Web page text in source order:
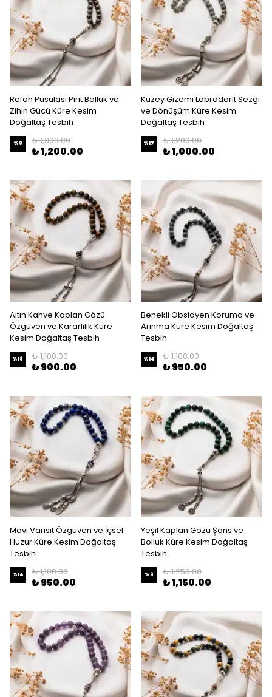
Refah Pusulası Pirit Bolluk ve
Zihin Gücü Küre Kesim
Doğaltaş Tesbih
%8 ₺ 1,300.00
₺ 1,200.00
Kuzey Gizemi Labradorit Sezgi
ve Dönüşüm Küre Kesim
Doğaltaş Tesbih
%17 ₺ 1,200.00
₺ 1,000.00
Altın Kahve Kaplan Gözü
Özgüven ve Kararlılık Küre
Kesim Doğaltaş Tesbih
%18 ₺ 1,100.00
₺ 900.00
Benekli Obsidyen Koruma ve
Arınma Küre Kesim Doğaltaş
Tesbih
%14 ₺ 1,100.00
₺ 950.00
Mavi Varisit Özgüven ve İçsel
Huzur Küre Kesim Doğaltaş
Tesbih
%14 ₺ 1,100.00
₺ 950.00
Yeşil Kaplan Gözü Şans ve
Bolluk Küre Kesim Doğaltaş
Tesbih
%8 ₺ 1,250.00
₺ 1,150.00